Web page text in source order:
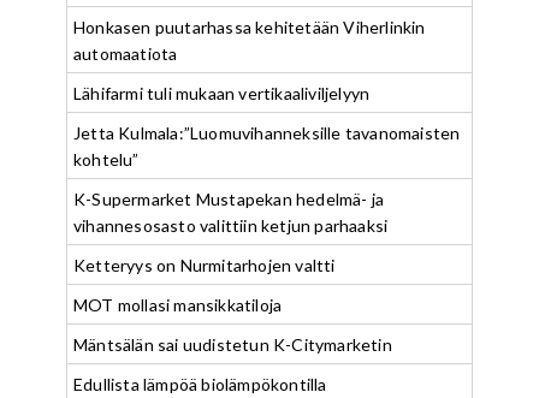
Honkasen puutarhassa kehitetään Viherlinkin
automaatiota
Lähifarmi tuli mukaan vertikaaliviljelyyn
Jetta Kulmala:”Luomuvihanneksille tavanomaisten
kohtelu”
K-Supermarket Mustapekan hedelmä- ja
vihannesosasto valittiin ketjun parhaaksi
Ketteryys on Nurmitarhojen valtti
MOT mollasi mansikkatiloja
Mäntsälän sai uudistetun K-Citymarketin
Edullista lämpöä biolämpökontilla